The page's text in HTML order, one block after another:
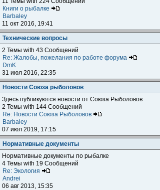
Книги о рыбалке
Barbaley
11 окт 2016, 19:41
Технические вопросы
2 Темы with 43 Сообщений
Re: Жалобы, пожелания по работе форума
DmK
31 июл 2016, 22:35
Новости Союза рыболовов
Здесь публикуются новости от Союза Рыболовов
2 Темы with 144 Сообщений
Re: Новости Союза Рыболовов
Barbaley
07 июл 2019, 17:15
Нормативные документы
Нормативные документы по рыбалке
4 Темы with 19 Сообщений
Re: Экология
Andrei
06 авг 2013, 15:35